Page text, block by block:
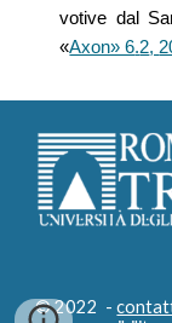
votive dal
«Axon» 6.2,
© 2022 -